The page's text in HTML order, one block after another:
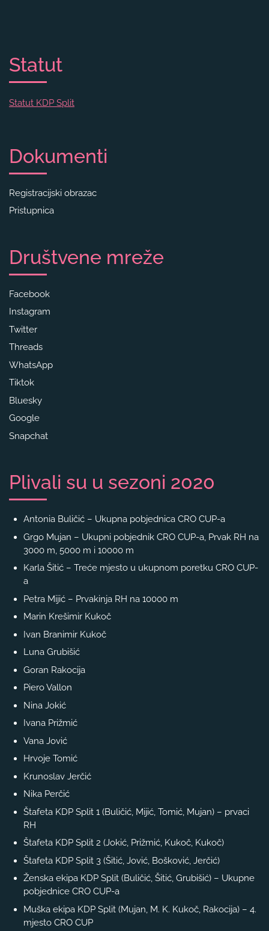
Statut
Statut KDP Split
Dokumenti
Registracijski obrazac
Pristupnica
Društvene mreže
Facebook
Instagram
Twitter
Threads
WhatsApp
Tiktok
Bluesky
Google
Snapchat
Plivali su u sezoni 2020
Antonia Buličić – Ukupna pobjednica CRO CUP-a
Grgo Mujan – Ukupni pobjednik CRO CUP-a, Prvak RH na
3000 m, 5000 m i 10000 m
Karla Šitić – Treće mjesto u ukupnom poretku CRO CUP-
a
Petra Mijić – Prvakinja RH na 10000 m
Marin Krešimir Kukoč
Ivan Branimir Kukoč
Luna Grubišić
Goran Rakocija
Piero Vallon
Nina Jokić
Ivana Prižmić
Vana Jović
Hrvoje Tomić
Krunoslav Jerčić
Nika Perčić
Štafeta KDP Split 1 (Buličić, Mijić, Tomić, Mujan) – prvaci
RH
Štafeta KDP Split 2 (Jokić, Prižmić, Kukoč, Kukoč)
Štafeta KDP Split 3 (Šitić, Jović, Bošković, Jerčić)
Ženska ekipa KDP Split (Buličić, Šitić, Grubišić) – Ukupne
pobjednice CRO CUP-a
Muška ekipa KDP Split (Mujan, M. K. Kukoč, Rakocija) – 4.
mjesto CRO CUP